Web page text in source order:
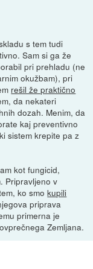
s tem tudi
Sam si ga že
pri prehladu (ne
okužbam), pri
rešil že praktično
da nekateri
dozah. Menim, da
kaj preventivno
sistem krepite pa z
kot fungicid,
Pripravljeno v
ko smokupili
priprava
primerna je
Zemljana.